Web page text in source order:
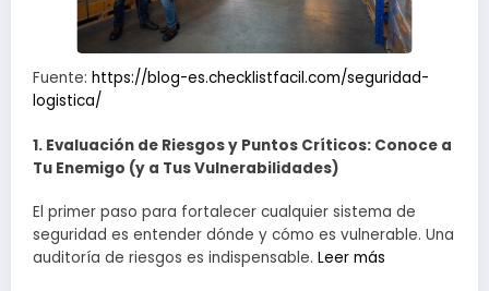
Fuente: https://blog-es.checklistfacil.com/seguridad-
logistica/
1. Evaluación de Riesgos y Puntos Críticos: Conoce a
Tu Enemigo (y a Tus Vulnerabilidades)
El primer paso para fortalecer cualquier sistema de
seguridad es entender dónde y cómo es vulnerable. Una
auditoría de riesgos es indispensable. Leer más